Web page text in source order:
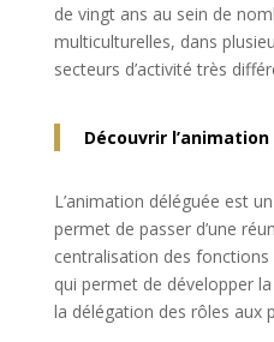
de vingt ans au sein de
multiculturelles, dans
secteurs d’activité très
Découvrir
L’animation déléguée est
permet de passer d’une
centralisation des
qui permet de développer
la délégation des rôles aux